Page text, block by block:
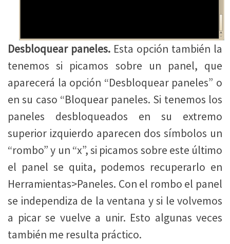
Desbloquear paneles. Esta opción también la
tenemos si picamos sobre un panel, que
aparecerá la opción “Desbloquear paneles” o
en su caso “Bloquear paneles. Si tenemos los
paneles desbloqueados en su extremo
superior izquierdo aparecen dos símbolos un
“rombo” y un “x”, si picamos sobre este último
el panel se quita, podemos recuperarlo en
Herramientas>Paneles. Con el rombo el panel
se independiza de la ventana y si le volvemos
a picar se vuelve a unir. Esto algunas veces
también me resulta práctico.